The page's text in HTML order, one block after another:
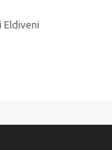
Eldiveni